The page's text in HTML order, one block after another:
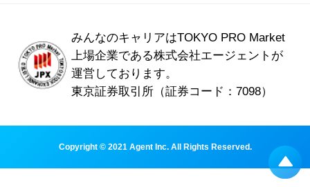
みんなのキャリアはTOKYO PRO Market
上場企業である株式会社エージェントが
運営しております。
東京証券取引所（証券コード：7098）
Copyright © 2021 Agent Inc. All Rights Reserved.